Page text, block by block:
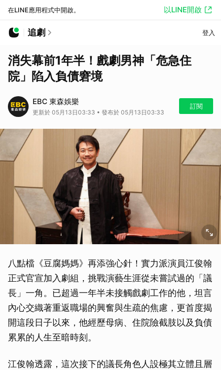
在LINE應用程式中開啟。 以LINE開啟
追劇 登入
消失幕前1年半！戲劇男神「危急住
院」陷入負債窘境
EBC 東森娛樂
更新於 05月13日03:33 • 發布於 05月13日03:33
訂閱
八點檔《豆腐媽媽》再添強心針！實力派演員江俊翰
正式官宣加入劇組，挑戰演藝生涯從未嘗試過的「議
長」一角。已超過一年半未接觸戲劇工作的他，坦言
內心交織著重返職場的興奮與生疏的焦慮，更首度揭
開這段日子以來，他經歷母病、住院險截肢以及負債
累累的人生至暗時刻。
江俊翰透露，這次接下的議長角色人設極其立體且層